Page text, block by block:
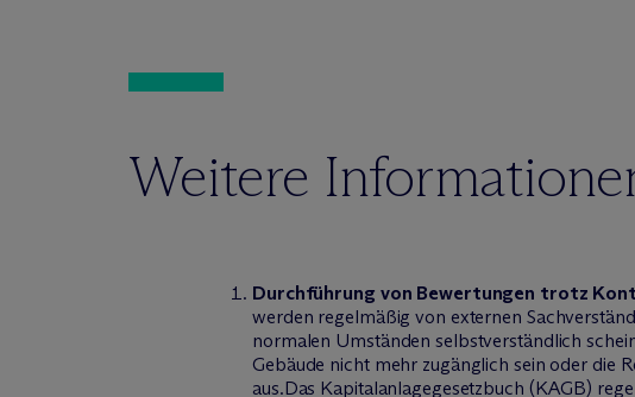
Weitere
Durchführung von Bewertungen trotz
werden regelmäßig von externen
normalen Umständen selbstverständlich
Gebäude nicht mehr zugänglich sein oder die
aus.Das Kapitalanlagegesetzbuch (KAGB)